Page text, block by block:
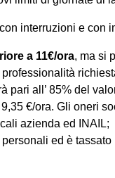
interruzioni e con
a 11€/ora, ma si
pari all’ 85% del
€/ora. Gli oneri
azienda ed INAIL;
ed è